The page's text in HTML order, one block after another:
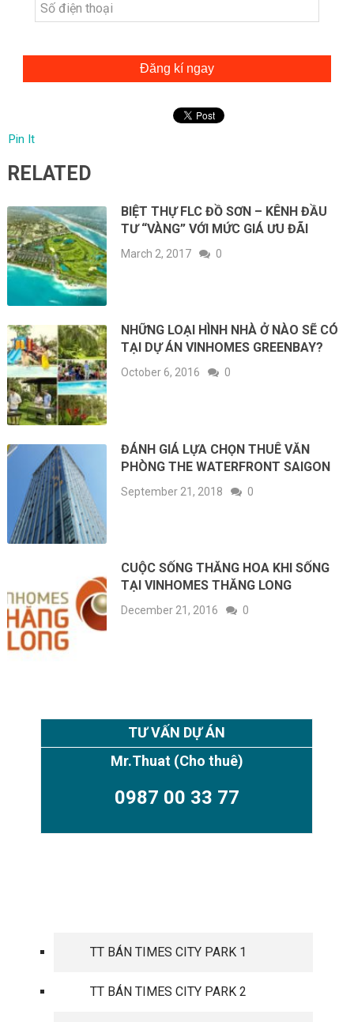
Đăng kí ngay
Pin It
RELATED
BIỆT THỰ FLC ĐỒ SƠN – KÊNH ĐẦU
TƯ “VÀNG” VỚI MỨC GIÁ ƯU ĐÃI
March 2, 2017 0
NHỮNG LOẠI HÌNH NHÀ Ở NÀO SẼ CÓ
TẠI DỰ ÁN VINHOMES GREENBAY?
October 6, 2016 0
ĐÁNH GIÁ LỰA CHỌN THUÊ VĂN
PHÒNG THE WATERFRONT SAIGON
September 21, 2018 0
CUỘC SỐNG THĂNG HOA KHI SỐNG
TẠI VINHOMES THĂNG LONG
December 21, 2016 0
TƯ VẤN DỰ ÁN
Mr.Thuat (Cho thuê)
0987 00 33 77
TT BÁN TIMES CITY PARK 1
TT BÁN TIMES CITY PARK 2